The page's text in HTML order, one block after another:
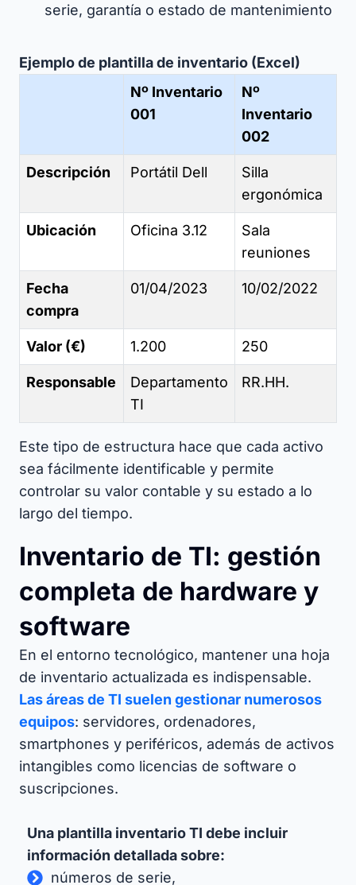
serie, garantía o estado de mantenimiento
Ejemplo de plantilla de inventario (Excel)
Nº Inventario
001
Nº
Inventario
002
Descripción Portátil Dell
Silla
ergonómica
Ubicación Oficina 3.12
Sala
reuniones
Fecha
compra
01/04/2023 10/02/2022
Valor (€) 1.200 250
Responsable
Departamento
TI
RR.HH.
Este tipo de estructura hace que cada activo
sea fácilmente identificable y permite
controlar su valor contable y su estado a lo
largo del tiempo.
Inventario de TI: gestión
completa de hardware y
software
En el entorno tecnológico, mantener una hoja
de inventario actualizada es indispensable.
Las áreas de TI suelen gestionar numerosos
equipos: servidores, ordenadores,
smartphones y periféricos, además de activos
intangibles como licencias de software o
suscripciones.
Una plantilla inventario TI debe incluir
información detallada sobre:
números de serie,